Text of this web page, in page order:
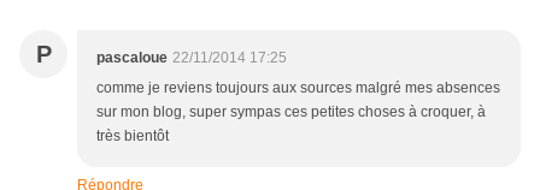
P pascaloue 22/11/2014 17:25
comme je reviens toujours aux sources malgré mes absences
sur mon blog, super sympas ces petites choses à croquer, à
très bientôt
Répondre